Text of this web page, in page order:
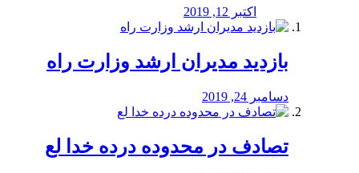
اکتبر 12, 2019
بازدید مدیران ارشد وزارت راه
دسامبر 24, 2019
تصادف در محدوده درده خدا لع